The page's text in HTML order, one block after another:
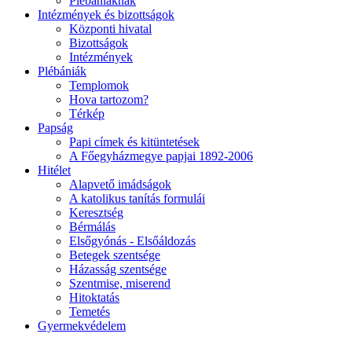
Intézmények és bizottságok
Központi hivatal
Bizottságok
Intézmények
Plébániák
Templomok
Hova tartozom?
Térkép
Papság
Papi címek és kitüntetések
A Főegyházmegye papjai 1892-2006
Hitélet
Alapvető imádságok
A katolikus tanítás formulái
Keresztség
Bérmálás
Elsőgyónás - Elsőáldozás
Betegek szentsége
Házasság szentsége
Szentmise, miserend
Hitoktatás
Temetés
Gyermekvédelem